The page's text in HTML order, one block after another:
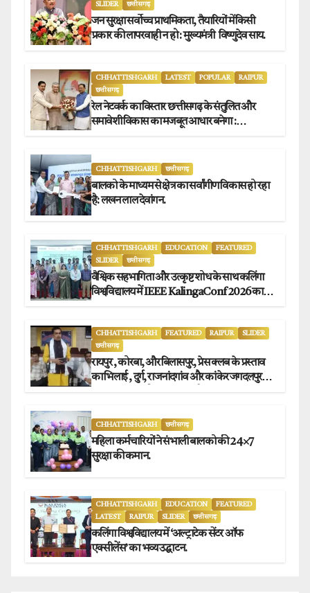
SLIDER
छत्तीसगढ़
जन सुरक्षा सर्वोच्च प्राथमिकता, तैयारियों में किसी
प्रकार की लापरवाही न हो : मुख्यमंत्री विष्णुदेव साय.
CHHATTISHGARH LATEST POPULAR
RAIPUR
छत्तीसगढ़
रेल नेटवर्क का विस्तार छत्तीसगढ़ के संतुलित और
समावेशी विकास का मजबूत आधार बनेगा :
CHHATTISHGARH छत्तीसगढ़
बालको के माध्यम से क्षेत्र का सर्वांगीण विकास हो रहा
है: लखन लाल देवांगन.
CHHATTISHGARH EDUCATION
FEATURED
SLIDER
छत्तीसगढ़
वैश्विक सहभागिता और उत्कृष्ट शोध के साथ कलिंगा
विश्वविद्यालय में IEEE KalingaConf 2026 का
CHHATTISHGARH FEATURED RAIPUR
SLIDER
छत्तीसगढ़
रायपुर , कोरबा, और बिलासपुर, प्रेस क्लब के प्रस्ताव
का भिलाई , दुर्ग, राजनांदगांव और कांकेर जगदलपुर
CHHATTISHGARH छत्तीसगढ़
महिला कर्मचारियों ने संभाली बालको की 24×7
सुरक्षा की कमान.
CHHATTISHGARH EDUCATION
FEATURED
LATEST
RAIPUR SLIDER छत्तीसगढ़
कलिंगा विश्वविद्यालय में ‘अल्ट्राटेक सेंटर ऑफ
एक्सीलेंस’ का भव्य उद्घाटन.